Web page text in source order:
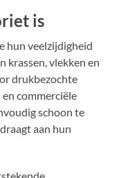
is
hun veelzijdigheid
krassen, vlekken en
drukbezochte
commerciële
schoon te
aan hun